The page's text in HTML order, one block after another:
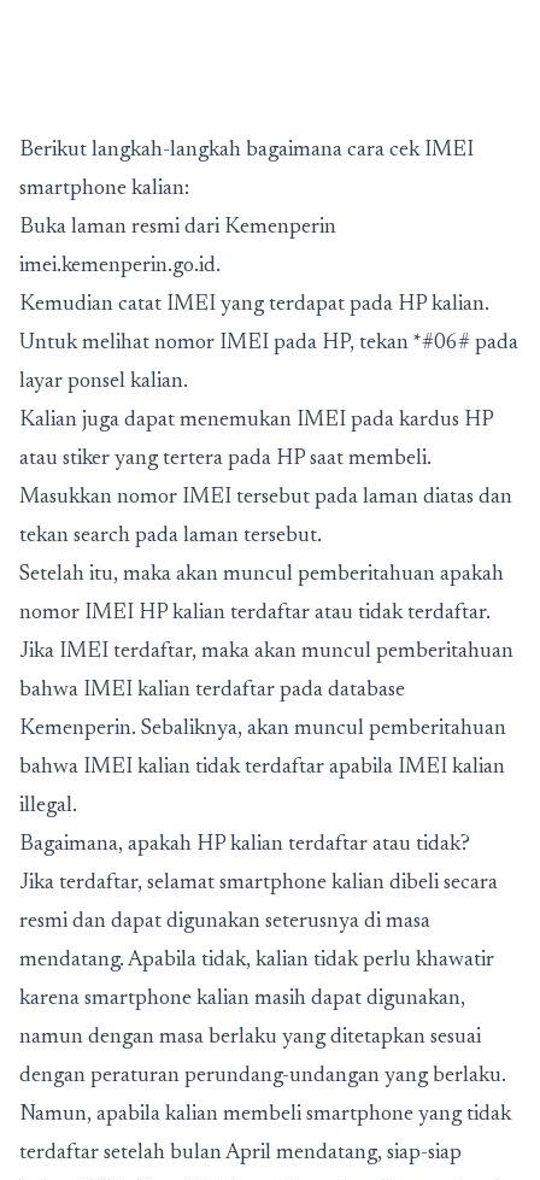
Berikut langkah-langkah bagaimana cara cek IMEI
smartphone kalian:
Buka laman resmi dari Kemenperin
imei.kemenperin.go.id.
Kemudian catat IMEI yang terdapat pada HP kalian.
Untuk melihat nomor IMEI pada HP, tekan *#06# pada
layar ponsel kalian.
Kalian juga dapat menemukan IMEI pada kardus HP
atau stiker yang tertera pada HP saat membeli.
Masukkan nomor IMEI tersebut pada laman diatas dan
tekan search pada laman tersebut.
Setelah itu, maka akan muncul pemberitahuan apakah
nomor IMEI HP kalian terdaftar atau tidak terdaftar.
Jika IMEI terdaftar, maka akan muncul pemberitahuan
bahwa IMEI kalian terdaftar pada database
Kemenperin. Sebaliknya, akan muncul pemberitahuan
bahwa IMEI kalian tidak terdaftar apabila IMEI kalian
illegal.
Bagaimana, apakah HP kalian terdaftar atau tidak?
Jika terdaftar, selamat smartphone kalian dibeli secara
resmi dan dapat digunakan seterusnya di masa
mendatang. Apabila tidak, kalian tidak perlu khawatir
karena smartphone kalian masih dapat digunakan,
namun dengan masa berlaku yang ditetapkan sesuai
dengan peraturan perundang-undangan yang berlaku.
Namun, apabila kalian membeli smartphone yang tidak
terdaftar setelah bulan April mendatang, siap-siap